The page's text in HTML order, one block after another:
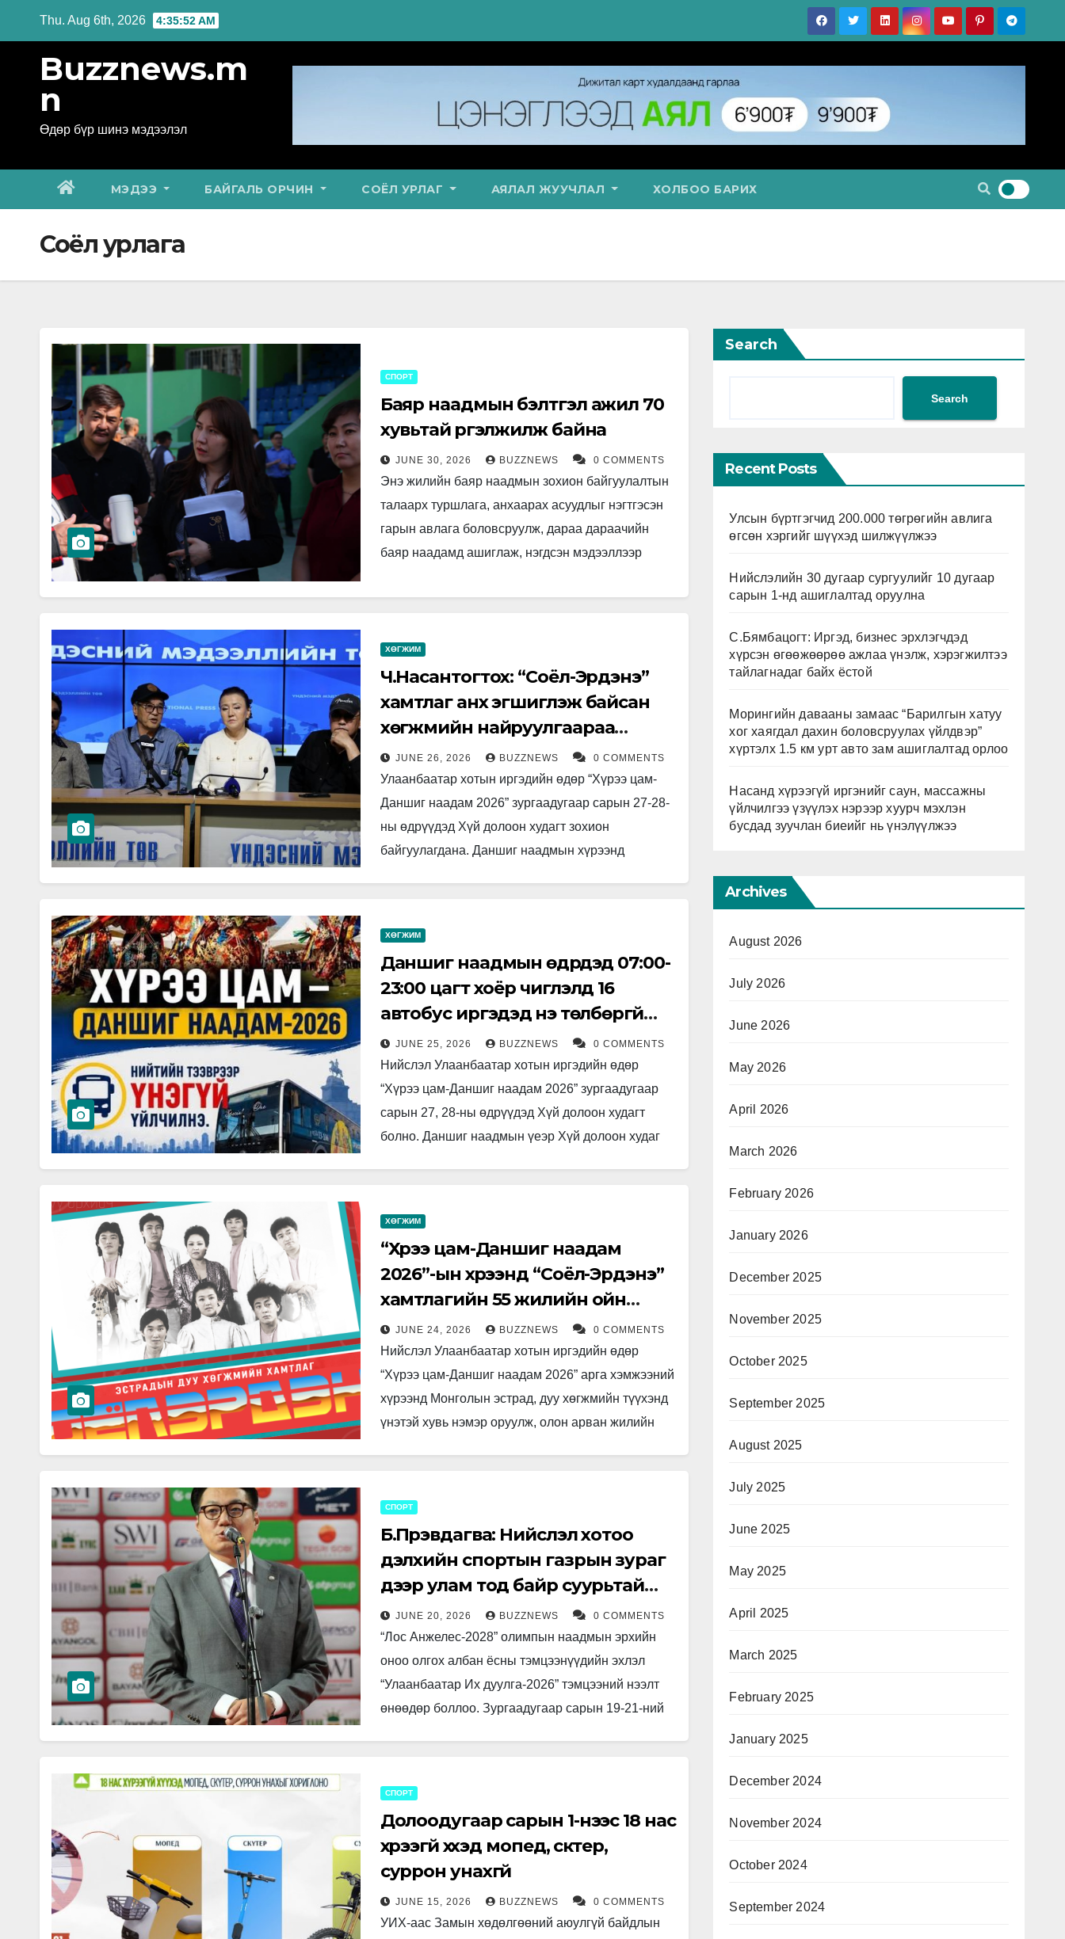
Thu. Aug 6th, 2026 4:35:53 AM
Buzznews.m
n
Өдөр бүр шинэ мэдээлэл
МЭДЭЭ БАЙГАЛЬ ОРЧИН СОЁЛ УРЛАГ АЯЛАЛ ЖУУЧЛАЛ ХОЛБОО БАРИХ
Соёл урлага
СПОРТ
Баяр наадмын бэлтгэл ажил 70
хувьтай үргэлжилж байна
JUNE 30, 2026 BUZZNEWS 0 COMMENTS
Энэ жилийн баяр наадмын зохион байгуулалтын
талаарх туршлага, анхаарах асуудлыг нэгтгэсэн
гарын авлага боловсруулж, дараа дараачийн
баяр наадамд ашиглаж, нэгдсэн мэдээллээр
Үндэсний бөхийн холбооны тэргүүн
ХӨГЖИМ
Ч.Насантогтох: “Соёл-Эрдэнэ”
хамтлаг анх эгшиглэж байсан
хөгжмийн найруулгаараа
тоглож, цаг хугацаагаар
аялуулна
JUNE 26, 2026 BUZZNEWS 0 COMMENTS
Улаанбаатар хотын иргэдийн өдөр “Хүрээ цам-
Даншиг наадам 2026” зургаадугаар сарын 27-28-
ны өдрүүдэд Хүй долоон худагт зохион
байгуулагдана. Даншиг наадмын хүрээнд
ХӨГЖИМ
Даншиг наадмын өдрүүдэд 07:00-
23:00 цагт хоёр чиглэлд 16
автобус иргэдэд үнэ төлбөргүй
үйлчилнэ
JUNE 25, 2026 BUZZNEWS 0 COMMENTS
Нийслэл Улаанбаатар хотын иргэдийн өдөр
“Хүрээ цам-Даншиг наадам 2026” зургаадугаар
сарын 27, 28-ны өдрүүдэд Хүй долоон худагт
болно. Даншиг наадмын үеэр Хүй долоон худаг
ХӨГЖИМ
“Хүрээ цам-Даншиг наадам
2026”-ын хүрээнд “Соёл-Эрдэнэ”
хамтлагийн 55 жилийн ойн
хүндэтгэлийн тоглолтыг зохион
байгуулна
JUNE 24, 2026 BUZZNEWS 0 COMMENTS
Нийслэл Улаанбаатар хотын иргэдийн өдөр
“Хүрээ цам-Даншиг наадам 2026” арга хэмжээний
хүрээнд Монголын эстрад, дуу хөгжмийн түүхэнд
үнэтэй хувь нэмэр оруулж, олон арван жилийн
СПОРТ
Б.Пүрэвдагва: Нийслэл хотоо
дэлхийн спортын газрын зураг
дээр улам тод байр суурьтай
болгохын төлөө ажиллах болно
JUNE 20, 2026 BUZZNEWS 0 COMMENTS
“Лос Анжелес-2028” олимпын наадмын эрхийн
оноо олгох албан ёсны тэмцээнүүдийн эхлэл
“Улаанбаатар Их дуулга-2026” тэмцээний нээлт
өнөөдөр боллоо. Зургаадугаар сарын 19-21-ний
СПОРТ
Долоодугаар сарын 1-нээс 18 нас
хүрээгүй хүүхэд мопед, скүтер,
суррон унахгүй
JUNE 15, 2026 BUZZNEWS 0 COMMENTS
УИХ-аас Замын хөдөлгөөний аюулгүй байдлын
Search
Search
Recent Posts
Улсын бүртгэгчид 200.000 төгрөгийн авлига
өгсөн хэргийг шүүхэд шилжүүлжээ
Нийслэлийн 30 дугаар сургуулийг 10 дугаар
сарын 1-нд ашиглалтад оруулна
С.Бямбацогт: Иргэд, бизнес эрхлэгчдэд
хүрсэн өгөөжөөрөө ажлаа үнэлж, хэрэгжилтээ
тайлагнадаг байх ёстой
Морингийн давааны замаас “Барилгын хатуу
хог хаягдал дахин боловсруулах үйлдвэр”
хүртэлх 1.5 км урт авто зам ашиглалтад орлоо
Насанд хүрээгүй иргэнийг саун, массажны
үйлчилгээ үзүүлэх нэрээр хуурч мэхлэн
бусдад зуучлан биеийг нь үнэлүүлжээ
Archives
August 2026
July 2026
June 2026
May 2026
April 2026
March 2026
February 2026
January 2026
December 2025
November 2025
October 2025
September 2025
August 2025
July 2025
June 2025
May 2025
April 2025
March 2025
February 2025
January 2025
December 2024
November 2024
October 2024
September 2024